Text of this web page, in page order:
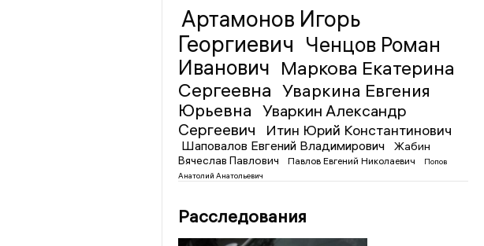
Артамонов Игорь
Георгиевич Ченцов Роман
Иванович Маркова Екатерина
Сергеевна Уваркина Евгения
Юрьевна
Уваркин Александр
Сергеевич
Итин Юрий Константинович
Шаповалов Евгений Владимирович
Жабин
Вячеслав Павлович
Павлов Евгений Николаевич
Попов
Анатолий Анатольевич
Расследования